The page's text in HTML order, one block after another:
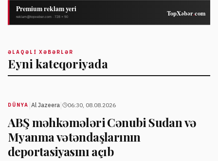
ƏLAQƏLI XƏBƏRLƏR
Eyni kateqoriyada
DÜNYA Al Jazeera 06:30, 08.08.2026
ABŞ məhkəmələri Cənubi Sudan və
Myanma vətəndaşlarının
deportasiyasını açıb